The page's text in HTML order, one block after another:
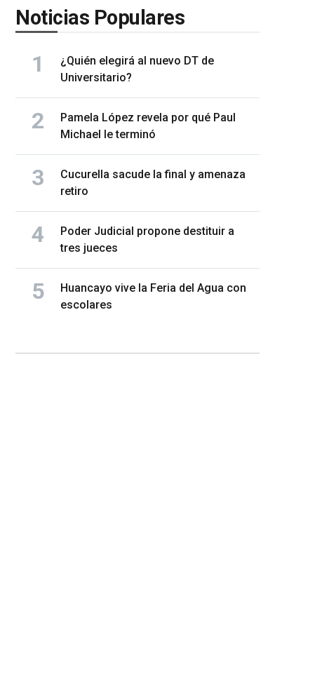
Noticias Populares
¿Quién elegirá al nuevo DT de
Universitario?
Pamela López revela por qué Paul
Michael le terminó
Cucurella sacude la final y amenaza
retiro
Poder Judicial propone destituir a
tres jueces
Huancayo vive la Feria del Agua con
escolares